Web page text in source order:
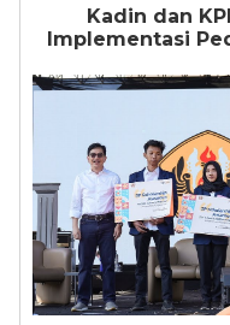
Kadin dan
Implementasi